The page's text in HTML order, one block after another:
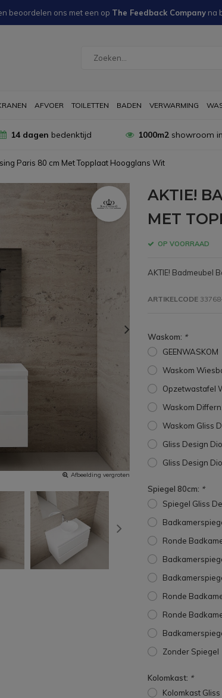
beoordelen ons met een op The Feedback Company na
AFVOER TOILETTEN BADEN VERWARMING
14 dagen bedenktijd 1000m2showroom in
Paris 80 cm Met Topplaat Hoogglans Wit
Afbeelding vergroten
AKTIE!
MET
OP VOORRAAD
AKTIE! Badmeubel
ARTIKELCODE
Waskom: *
GEENWASKOM
Waskom
Opzetwastafel
Waskom
Waskom Gliss
Gliss Design
Gliss Design
Spiegel 80cm: *
Spiegel Gliss
Ronde
Ronde
Ronde
Zonder Spiegel
Kolomkast: *
Kolomkast